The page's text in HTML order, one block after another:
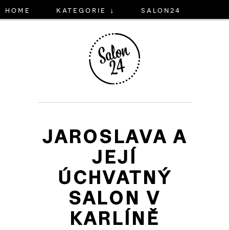
home kategorie ↓ salon24
JAROSLAVA A
JEJÍ
ÚCHVATNÝ
SALON V
KARLÍNĚ